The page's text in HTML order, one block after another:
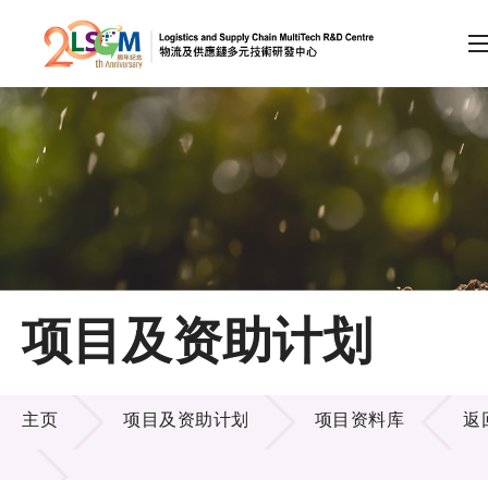
跳到内容（按回车键）
会员登录
A A EN 繁 简
主页
关于LSCM
技术商品化
项目及资助计划
项目及资助计划
主页 项目及资助计划 项目资料库 返